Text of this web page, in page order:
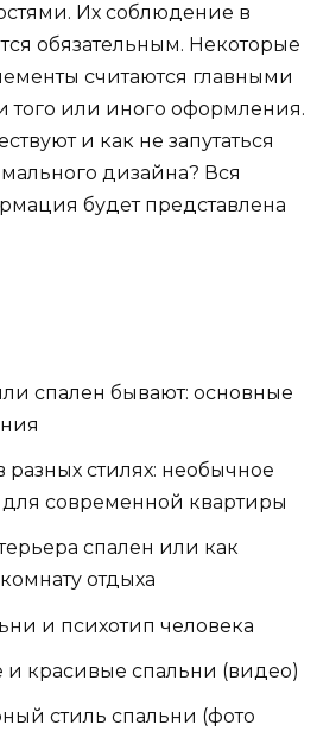
Их соблюдение в
обязательным. Некоторые
считаются главными
того или иного оформления.
и как не запутаться
дизайна? Вся
будет представлена
спален бывают: основные
разных стилях: необычное
современной квартиры
спален или как
отдыха
и психотип человека
и красивые спальни (видео)
стиль спальни (фото